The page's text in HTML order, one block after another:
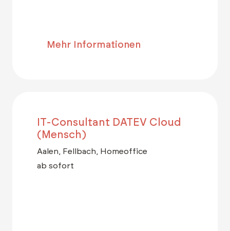
Mehr Informationen
IT-Consultant DATEV Cloud
(Mensch)
Aalen, Fellbach, Homeoffice
ab sofort